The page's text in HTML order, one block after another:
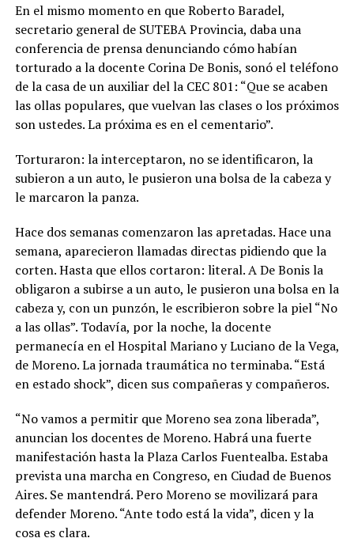
En el mismo momento en que Roberto Baradel,
secretario general de SUTEBA Provincia, daba una
conferencia de prensa denunciando cómo habían
torturado a la docente Corina De Bonis, sonó el teléfono
de la casa de un auxiliar del la CEC 801: “Que se acaben
las ollas populares, que vuelvan las clases o los próximos
son ustedes. La próxima es en el cementario”.
Torturaron: la interceptaron, no se identificaron, la
subieron a un auto, le pusieron una bolsa de la cabeza y
le marcaron la panza.
Hace dos semanas comenzaron las apretadas. Hace una
semana, aparecieron llamadas directas pidiendo que la
corten. Hasta que ellos cortaron: literal. A De Bonis la
obligaron a subirse a un auto, le pusieron una bolsa en la
cabeza y, con un punzón, le escribieron sobre la piel “No
a las ollas”. Todavía, por la noche, la docente
permanecía en el Hospital Mariano y Luciano de la Vega,
de Moreno. La jornada traumática no terminaba. “Está
en estado shock”, dicen sus compañeras y compañeros.
“No vamos a permitir que Moreno sea zona liberada”,
anuncian los docentes de Moreno. Habrá una fuerte
manifestación hasta la Plaza Carlos Fuentealba. Estaba
prevista una marcha en Congreso, en Ciudad de Buenos
Aires. Se mantendrá. Pero Moreno se movilizará para
defender Moreno. “Ante todo está la vida”, dicen y la
cosa es clara.